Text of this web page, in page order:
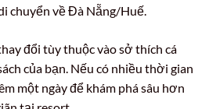
chuyển về Đà Nẵng/Huế.
đổi tùy thuộc vào sở thích cá
của bạn. Nếu có nhiều thời gian
một ngày để khám phá sâu hơn